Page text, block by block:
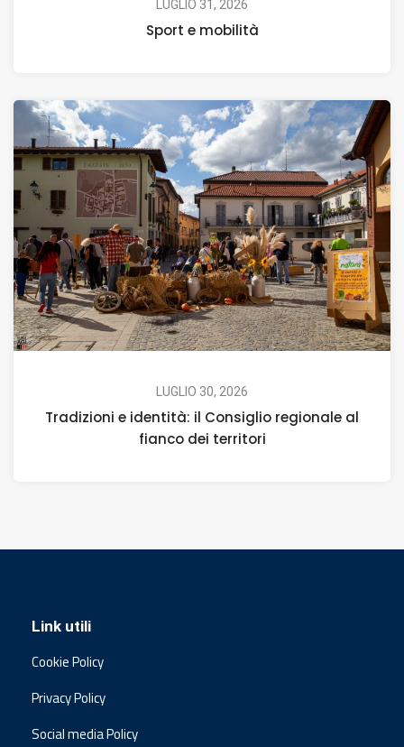
LUGLIO 31, 2026
Sport e mobilità
LUGLIO 30, 2026
Tradizioni e identità: il Consiglio regionale al
fianco dei territori
Link utili
Cookie Policy
Privacy Policy
Social media Policy